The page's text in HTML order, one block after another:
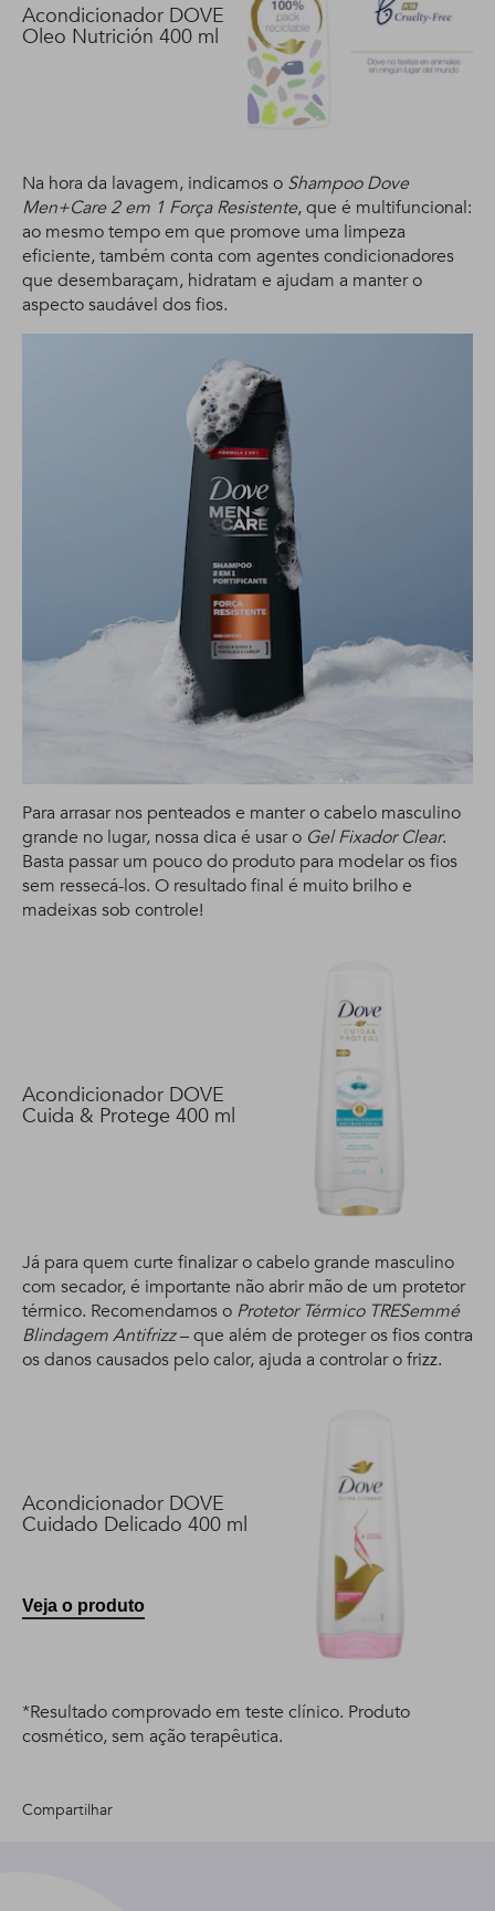
Acondicionador DOVE
Oleo Nutrición 400 ml
Na hora da lavagem, indicamos o Shampoo Dove
Men+Care 2 em 1 Força Resistente, que é multifuncional:
ao mesmo tempo em que promove uma limpeza
eficiente, também conta com agentes condicionadores
que desembaraçam, hidratam e ajudam a manter o
aspecto saudável dos fios.
Para arrasar nos penteados e manter o cabelo masculino
grande no lugar, nossa dica é usar o Gel Fixador Clear.
Basta passar um pouco do produto para modelar os fios
sem ressecá-los. O resultado final é muito brilho e
madeixas sob controle!
Acondicionador DOVE
Cuida & Protege 400 ml
Já para quem curte finalizar o cabelo grande masculino
com secador, é importante não abrir mão de um protetor
térmico. Recomendamos o Protetor Térmico TRESemmé
Blindagem Antifrizz– que além de proteger os fios contra
os danos causados pelo calor, ajuda a controlar o frizz.
Acondicionador DOVE
Cuidado Delicado 400 ml
Veja o produto
*Resultado comprovado em teste clínico. Produto
cosmético, sem ação terapêutica.
Compartilhar